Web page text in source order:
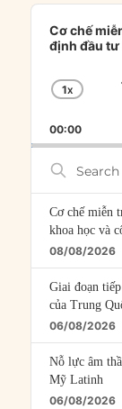
Audio
Player
Cơ chế
định đầu tư
RATE
1X
00:00
Search
Episodes
Cơ chế miễn
khoa học và
08/08/2026
Giai đoạn
của Trung
06/08/2026
Nỗ lực âm
Mỹ Latinh
06/08/2026